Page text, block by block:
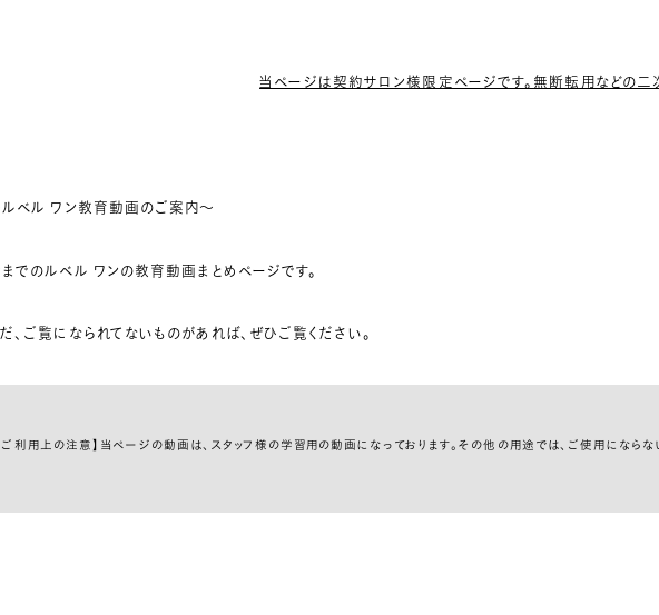
当ページは契約サロン様限定ページです。無断転用などの二
ベル ワン教育動画のご案内～
でのルベル ワンの教育動画まとめページです。
、ご覧になられてないものがあれば、ぜひご覧ください。
ご利用上の注意】当ページの動画は、スタッフ様の学習用の動画になっております。その他の用途では、ご使用にならな